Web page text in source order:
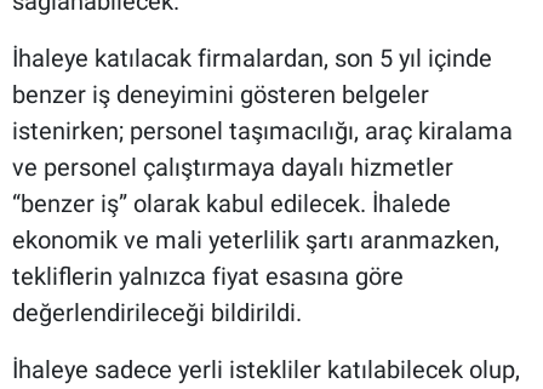
İhaleye katılacak firmalardan, son 5 yıl içinde
benzer iş deneyimini gösteren belgeler
istenirken; personel taşımacılığı, araç kiralama
ve personel çalıştırmaya dayalı hizmetler
“benzer iş” olarak kabul edilecek. İhalede
ekonomik ve mali yeterlilik şartı aranmazken,
tekliflerin yalnızca fiyat esasına göre
değerlendirileceği bildirildi.
İhaleye sadece yerli istekliler katılabilecek olup,